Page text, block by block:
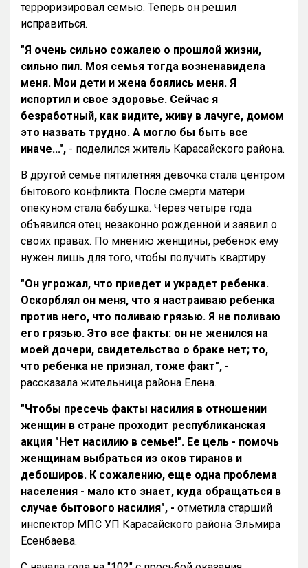
терроризировал семью. Теперь он решил
исправиться.
"Я очень сильно сожалею о прошлой жизни,
сильно пил. Моя семья тогда возненавидела
меня. Мои дети и жена боялись меня. Я
испортил и свое здоровье. Сейчас я
безработный, как видите, живу в лачуге, домом
это назвать трудно. А могло бы быть все
иначе...", - поделился житель Карасайского района.
В другой семье пятилетняя девочка стала центром
бытового конфликта. После смерти матери
опекуном стала бабушка. Через четыре года
объявился отец незаконно рожденной и заявил о
своих правах. По мнению женщины, ребенок ему
нужен лишь для того, чтобы получить квартиру.
"Он угрожал, что приедет и украдет ребенка.
Оскорблял он меня, что я настраиваю ребенка
против него, что поливаю грязью. Я не поливаю
его грязью. Это все факты: он не женился на
моей дочери, свидетельство о браке нет; то,
что ребенка не признал, тоже факт", -
рассказала жительница района Елена.
"Чтобы пресечь факты насилия в отношении
женщин в стране проходит республиканская
акция "Нет насилию в семье!". Ее цель - помочь
женщинам выбраться из оков тиранов и
дебоширов. К сожалению, еще одна проблема
населения - мало кто знает, куда обращаться в
случае бытового насилия", - отметила старший
инспектор МПС УП Карасайского района Эльмира
Есенбаева.